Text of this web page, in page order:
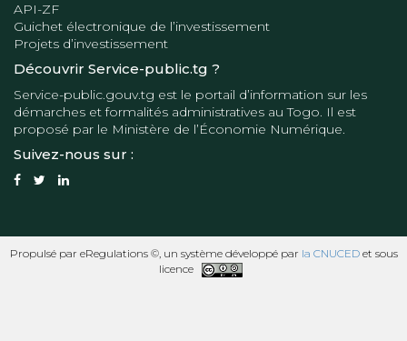
API-ZF
Guichet électronique de l’investissement
Projets d’investissement
Découvrir Service-public.tg ?
Service-public.gouv.tg est le portail d’information sur les
démarches et formalités administratives au Togo. Il est
proposé par le Ministère de l’Économie Numérique.
Suivez-nous sur :
Propulsé par eRegulations ©, un système développé par la CNUCEDet sous
licence